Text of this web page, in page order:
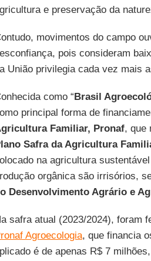
e preservação da
movimentos do campo
pois consideram
União privilegia cada vez mais
como “Brasil
principal forma de
Familiar, Pronaf, que
Safra da Agricultura
na agricultura
orgânica são irrisórios,
Desenvolvimento Agrário e
safra atual (2023/2024), foram
Agroecologia, que financia
é de apenas R$ 7